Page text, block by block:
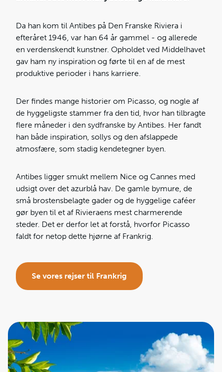
Da han kom til Antibes på Den Franske Riviera i
efteråret 1946, var han 64 år gammel - og allerede
en verdenskendt kunstner. Opholdet ved Middelhavet
gav ham ny inspiration og førte til en af de mest
produktive perioder i hans karriere.
Der findes mange historier om Picasso, og nogle af
de hyggeligste stammer fra den tid, hvor han tilbragte
flere måneder i den sydfranske by Antibes. Her fandt
han både inspiration, sollys og den afslappede
atmosfære, som stadig kendetegner byen.
Antibes ligger smukt mellem Nice og Cannes med
udsigt over det azurblå hav. De gamle bymure, de
små brostensbelagte gader og de hyggelige caféer
gør byen til et af Rivieraens mest charmerende
steder. Det er derfor let at forstå, hvorfor Picasso
faldt for netop dette hjørne af Frankrig.
Se vores rejser til Frankrig